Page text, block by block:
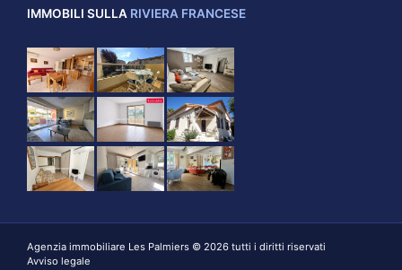
IMMOBILI SULLA RIVIERA FRANCESE
Agenzia immobiliare Les Palmiers © 2026 tutti i diritti riservati
Avviso legale